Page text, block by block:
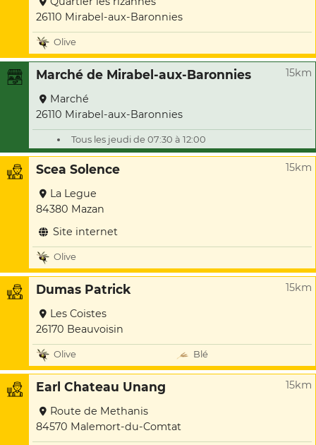
26110 Mirabel-aux-Baronnies
Olive
Marché de Mirabel-aux-Baronnies 15km
Marché
26110 Mirabel-aux-Baronnies
Tous les jeudi de 07:30 à 12:00
Scea Solence 15km
La Legue
84380 Mazan
Site internet
Olive
Dumas Patrick 15km
Les Coistes
26170 Beauvoisin
Olive Blé
Earl Chateau Unang 15km
Route de Methanis
84570 Malemort-du-Comtat